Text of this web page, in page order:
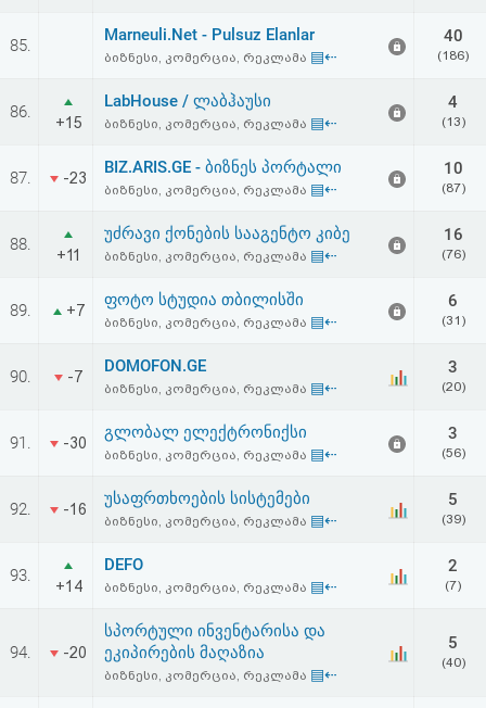
კოდი
სალიცენზიო
და
პასუხისმგებლობის
85.
Marneuli.Net - Pulsuz Elanlar
ბიზნესი, კომერცია, რეკლამა ▤⇠
40
(186)
86.
+15
LabHouse / ლაბჰაუსი
ბიზნესი, კომერცია, რეკლამა ▤⇠
4
(13)
87. -23
BIZ.ARIS.GE - ბიზნეს პორტალი
ბიზნესი, კომერცია, რეკლამა ▤⇠
10
(87)
88.
+11
უძრავი ქონების სააგენტო კიბე
ბიზნესი, კომერცია, რეკლამა ▤⇠
16
(76)
89. +7
ფოტო სტუდია თბილისში
ბიზნესი, კომერცია, რეკლამა ▤⇠
6
(31)
90. -7
DOMOFON.GE
ბიზნესი, კომერცია, რეკლამა ▤⇠
3
(20)
91. -30
გლობალ ელექტრონიქსი
ბიზნესი, კომერცია, რეკლამა ▤⇠
3
(56)
92. -16
უსაფრთხოების სისტემები
ბიზნესი, კომერცია, რეკლამა ▤⇠
5
(39)
93.
+14
DEFO
ბიზნესი, კომერცია, რეკლამა ▤⇠
2
(7)
94. -20
სპორტული ინვენტარისა და
ეკიპირების მაღაზია
ბიზნესი, კომერცია, რეკლამა ▤⇠
5
(40)